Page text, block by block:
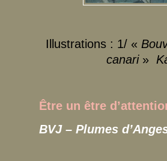
Illustrations : 1/ «
canari»
Être un être
BVJ – Plumes